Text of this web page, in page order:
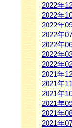
2022年
2022年
2022年
2022年
2022年
2022年
2022年
2021年
2021年
2021年
2021年
2021年
2021年